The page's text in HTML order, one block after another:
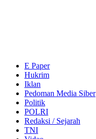
E Paper
Hukrim
Iklan
Pedoman Media Siber
Politik
POLRI
Redaksi / Sejarah
TNI